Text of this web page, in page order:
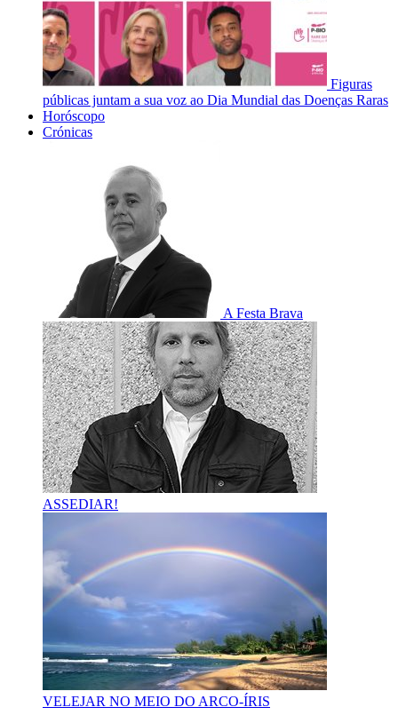
Figuras
públicas juntam a sua voz ao Dia Mundial das Doenças Raras
Horóscopo
Crónicas
A Festa Brava
ASSEDIAR!
VELEJAR NO MEIO DO ARCO-ÍRIS